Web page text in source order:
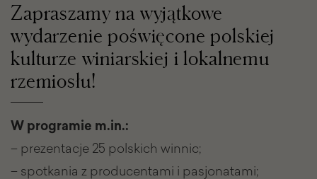
Zapraszamy na wyjątkowe
wydarzenie poświęcone polskiej
kulturze winiarskiej i lokalnemu
rzemiosłu!
W programie m.in.:
– prezentacje 25 polskich winnic;
– spotkania z producentami i pasjonatami;